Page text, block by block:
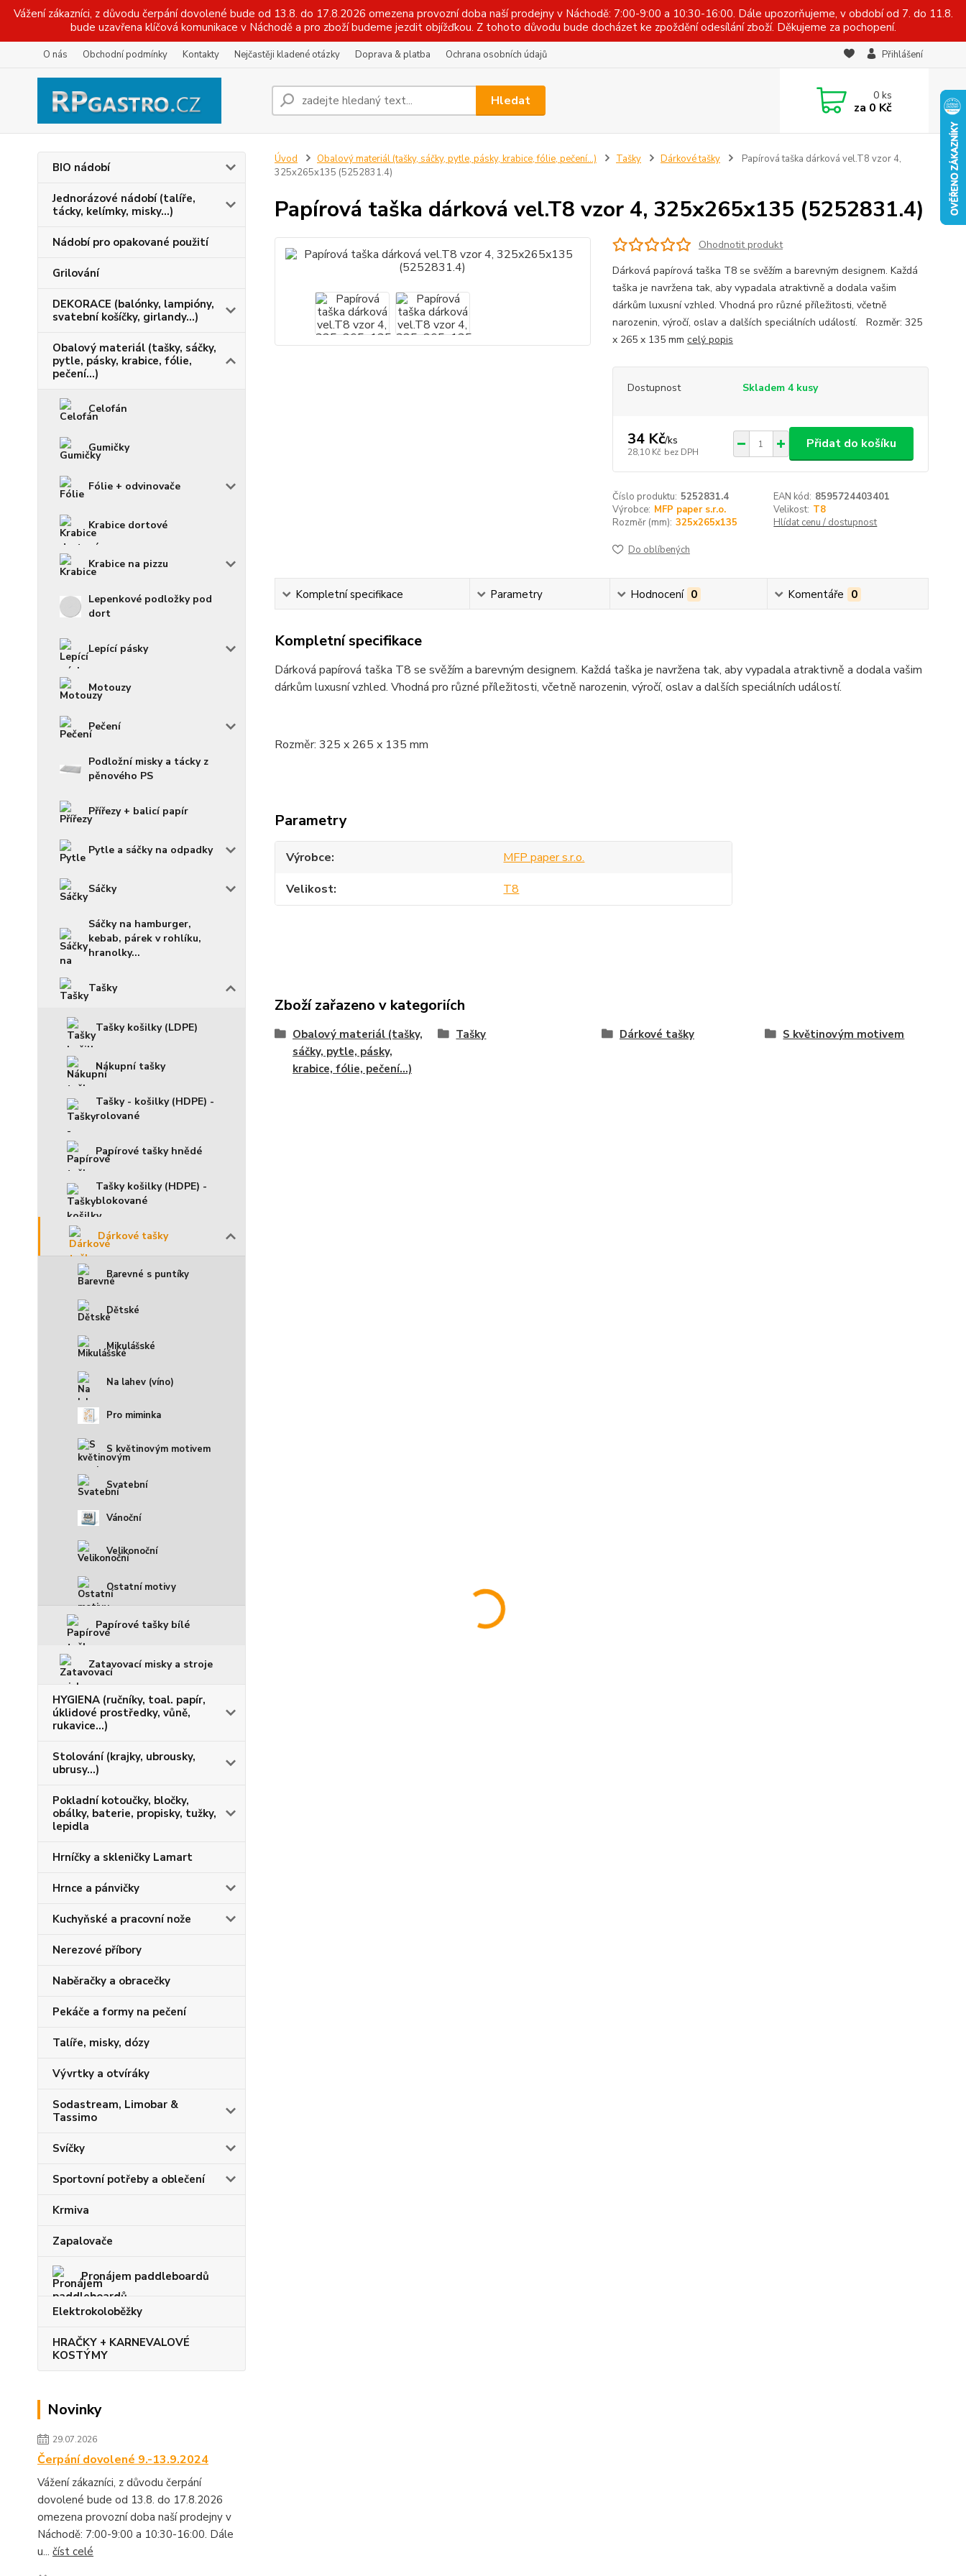
Vážení zákazníci, z důvodu čerpání dovolené bude od 13.8. do 17.8.2026 omezena provozní doba naší prodejny v Náchodě: 7:00-9:00 a 10:30-16:00. Dále upozorňujeme, v období od 7. do 11.8.
bude uzavřena klíčová komunikace v Náchodě a pro zboží budeme jezdit objížďkou. Z tohoto důvodu bude docházet ke zpoždění odesílání zboží. Děkujeme za pochopení.
O nás Obchodní podmínky Kontakty Nejčastěji kladené otázky Doprava & platba Ochrana osobních údajů Přihlášení
Hledat 0ks
za 0 Kč
BIO nádobí
Jednorázové nádobí (talíře,
tácky, kelímky, misky...)
Nádobí pro opakované použití
Grilování
DEKORACE (balónky, lampióny,
svatební košíčky, girlandy...)
Obalový materiál (tašky, sáčky,
pytle, pásky, krabice, fólie,
pečení...)
Celofán
Gumičky
Fólie + odvinovače
Krabice dortové
Krabice na pizzu
Lepenkové podložky pod
dort
Lepící pásky
Motouzy
Pečení
Podložní misky a tácky z
pěnového PS
Přířezy + balicí papír
Pytle a sáčky na odpadky
Sáčky
Sáčky na hamburger,
kebab, párek v rohlíku,
hranolky...
Tašky
Tašky košilky (LDPE)
Nákupní tašky
Tašky - košilky (HDPE) -
rolované
Papírové tašky hnědé
Tašky košilky (HDPE) -
blokované
Dárkové tašky
Barevné s puntíky
Dětské
Mikulášské
Na lahev (víno)
Pro miminka
S květinovým motivem
Svatební
Vánoční
Velikonoční
Ostatní motivy
Papírové tašky bílé
Zatavovací misky a stroje
HYGIENA (ručníky, toal. papír,
úklidové prostředky, vůně,
rukavice...)
Stolování (krajky, ubrousky,
ubrusy...)
Pokladní kotoučky, bločky,
obálky, baterie, propisky, tužky,
lepidla
Hrníčky a skleničky Lamart
Hrnce a pánvičky
Kuchyňské a pracovní nože
Nerezové příbory
Naběračky a obracečky
Pekáče a formy na pečení
Talíře, misky, dózy
Vývrtky a otvíráky
Sodastream, Limobar &
Tassimo
Svíčky
Sportovní potřeby a oblečení
Krmiva
Zapalovače
Pronájem paddleboardů
Elektrokoloběžky
HRAČKY + KARNEVALOVÉ
KOSTÝMY
Novinky
29.07.2026
Čerpání dovolené 9.-13.9.2024
Vážení zákazníci, z důvodu čerpání
dovolené bude od 13.8. do 17.8.2026
omezena provozní doba naší prodejny v
Náchodě: 7:00-9:00 a 10:30-16:00. Dále
u... číst celé
Úvod Obalový materiál (tašky, sáčky, pytle, pásky, krabice, fólie, pečení...) Tašky Dárkové tašky
Papírová taška dárková vel.T8 vzor 4,
325x265x135 (5252831.4)
Papírová taška dárková vel.T8 vzor 4, 325x265x135 (5252831.4)
Ohodnotit produkt
Dárková papírová taška T8 se svěžím a barevným designem. Každá
taška je navržena tak, aby vypadala atraktivně a dodala vašim
dárkům luxusní vzhled. Vhodná pro různé příležitosti, včetně
narozenin, výročí, oslav a dalších speciálních událostí. Rozměr: 325
x 265 x 135 mm celý popis
Dostupnost Skladem 4 kusy
34 Kč/ks
28,10 Kč bez DPH
Přidat do košíku
Číslo produktu: 5252831.4 EAN kód: 8595724403401
Výrobce: MFP paper s.r.o. Velikost: T8
Rozměr (mm): 325x265x135 Hlídat cenu / dostupnost
Do oblíbených
Kompletní specifikace Parametry Hodnocení 0 Komentáře 0
Kompletní specifikace
Dárková papírová taška T8 se svěžím a barevným designem. Každá taška je navržena tak, aby vypadala atraktivně a dodala vašim
dárkům luxusní vzhled. Vhodná pro různé příležitosti, včetně narozenin, výročí, oslav a dalších speciálních událostí.
Rozměr: 325 x 265 x 135 mm
Parametry
Výrobce
MFP paper s.r.o.
Velikost
T8
Zboží zařazeno v kategoriích
Obalový materiál (tašky,
sáčky, pytle, pásky,
krabice, fólie, pečení...)
Tašky Dárkové tašky S květinovým motivem